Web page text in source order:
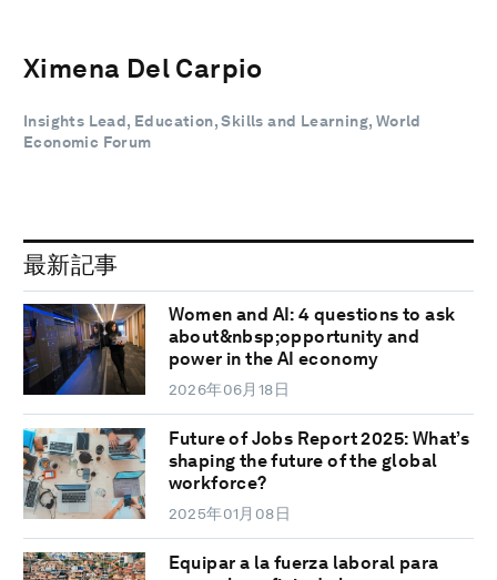
Ximena Del Carpio
Insights Lead, Education, Skills and Learning, World
Economic Forum
最新記事
Women and AI: 4 questions to ask
about&nbsp;opportunity and
power in the AI economy
2026年06月18日
Future of Jobs Report 2025: What’s
shaping the future of the global
workforce?
2025年01月08日
Equipar a la fuerza laboral para